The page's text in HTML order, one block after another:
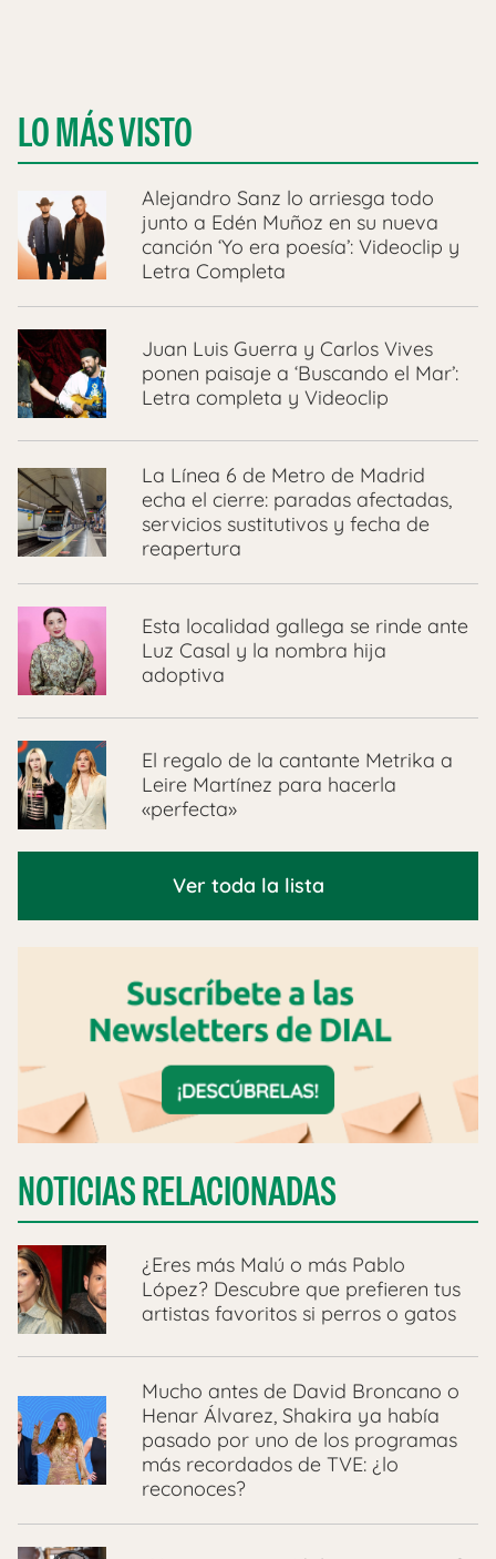
LO MÁS VISTO
Alejandro Sanz lo arriesga todo
junto a Edén Muñoz en su nueva
canción ‘Yo era poesía’: Videoclip y
Letra Completa
Juan Luis Guerra y Carlos Vives
ponen paisaje a ‘Buscando el Mar’:
Letra completa y Videoclip
La Línea 6 de Metro de Madrid
echa el cierre: paradas afectadas,
servicios sustitutivos y fecha de
reapertura
Esta localidad gallega se rinde ante
Luz Casal y la nombra hija
adoptiva
El regalo de la cantante Metrika a
Leire Martínez para hacerla
«perfecta»
Ver toda la lista
NOTICIAS RELACIONADAS
¿Eres más Malú o más Pablo
López? Descubre que prefieren tus
artistas favoritos si perros o gatos
Mucho antes de David Broncano o
Henar Álvarez, Shakira ya había
pasado por uno de los programas
más recordados de TVE: ¿lo
reconoces?